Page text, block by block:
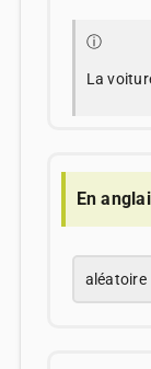
ⓘ
La
En
aléatoire